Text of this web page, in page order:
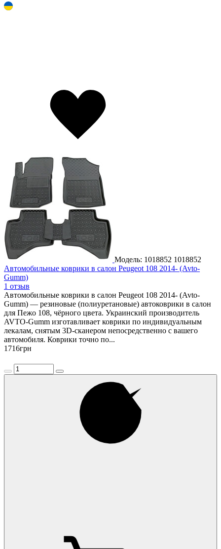
Модель: 1018852 1018852
Автомобильные коврики в салон Peugeot 108 2014- (Avto-
Gumm)
1 отзыв
Автомобильные коврики в салон Peugeot 108 2014- (Avto-
Gumm) — резиновые (полиуретановые) автоковрики в салон
для Пежо 108, чёрного цвета. Украинский производитель
AVTO-Gumm изготавливает коврики по индивидуальным
лекалам, снятым 3D-сканером непосредственно с вашего
автомобиля. Коврики точно по...
1716грн